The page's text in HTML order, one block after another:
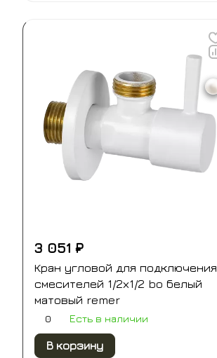
3 051 ₽
Кран угловой для подключения
смесителей 1/2х1/2 bo белый
матовый remer
0 Есть в наличии
В корзину